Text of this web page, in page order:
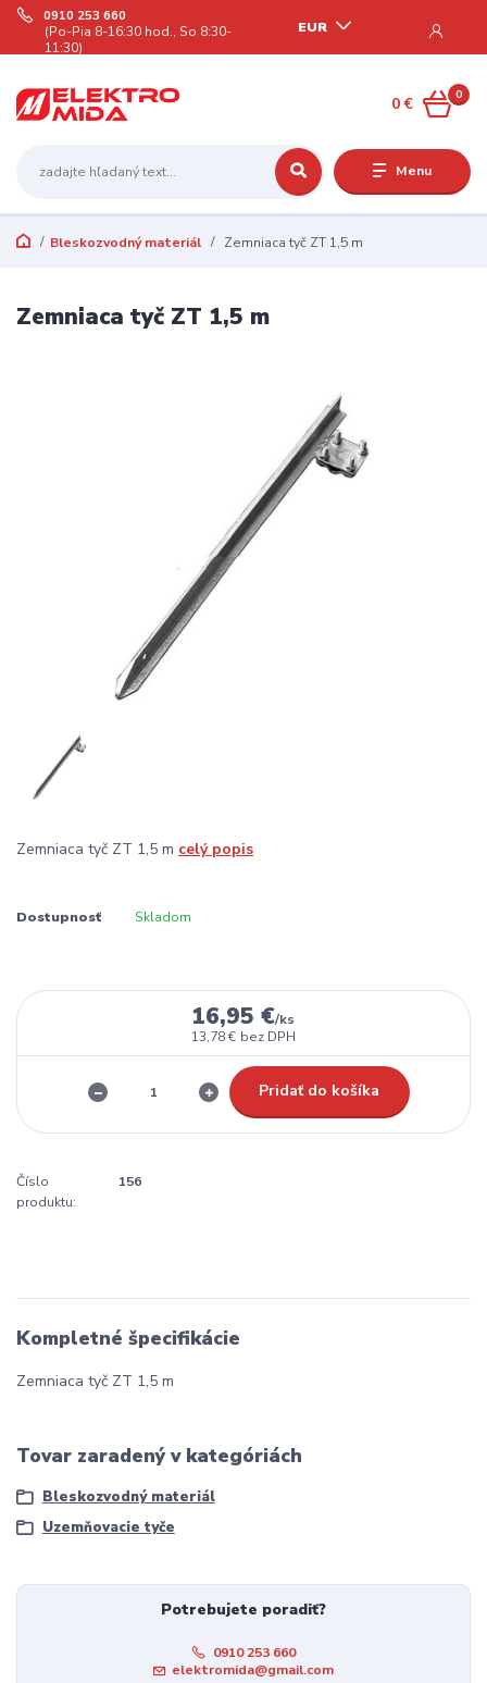
Menu
EUR
0910 253 660
(Po-Pia 8-16:30 hod., So 8:30-
11:30)
0
0 €
Bleskozvodný materiál Zemniaca tyč ZT 1,5 m
Zemniaca tyč ZT 1,5 m
Zemniaca tyč ZT 1,5 m celý popis
Dostupnosť Skladom
16,95 €/ks
13,78 € bez DPH
Pridať do košíka
Číslo
produktu:
156
Kompletné špecifikácie
Zemniaca tyč ZT 1,5 m
Tovar zaradený v kategóriách
Bleskozvodný materiál
Uzemňovacie tyče
Potrebujete poradiť?
0910 253 660
elektromida@gmail.com